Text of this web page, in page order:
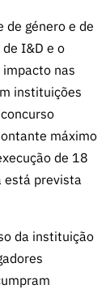
digitais da
FCT
Canais de
Denúncia
s
Apoios
PRR –
“Ciência +
Capacitaç
ão”
de género e de
I&D e o
nas
instituições
máximo
de 18
está prevista
da instituição